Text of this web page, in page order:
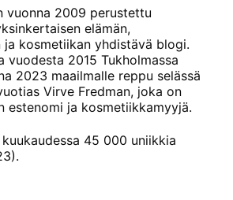
vuonna 2009 perustettu
elämän,
ja kosmetiikan yhdistävä blogi.
vuodesta 2015 Tukholmassa
2023 maailmalle reppu selässä
Virve Fredman, joka on
estenomi ja kosmetiikkamyyjä.
45 000 uniikkia